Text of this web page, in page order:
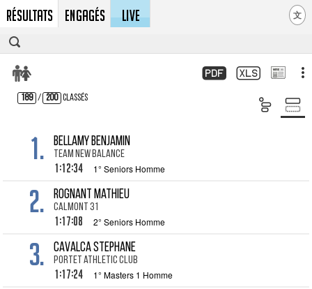
Résultats Engagés LIVE 文
189 / 200 Classés
1. BELLAMY Benjamin
TEAM NEW BALANCE
1:12:34 1° Seniors Homme
2. ROGNANT Mathieu
Calmont 31
1:17:08 2° Seniors Homme
3. CAVALCA Stephane
portet athletic club
1:17:24 1° Masters 1 Homme